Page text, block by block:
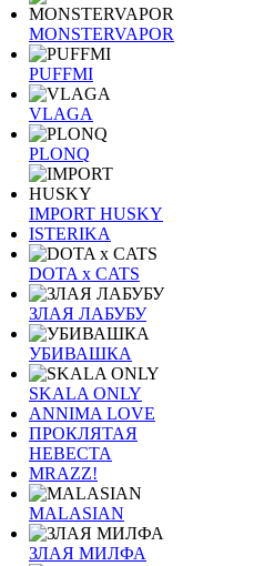
MONSTERVAPOR
PUFFMI
VLAGA
PLONQ
IMPORT HUSKY
ISTERIKA
DOTA x CATS
ЗЛАЯ ЛАБУБУ
УБИВАШКА
SKALA ONLY
ANNIMA LOVE
ПРОКЛЯТАЯ
НЕВЕСТА
MRAZZ!
MALASIAN
ЗЛАЯ МИЛФА